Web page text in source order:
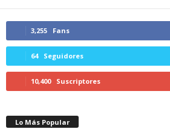
3,255 Fans
64 Seguidores
10,400 Suscriptores
Lo Más Popular